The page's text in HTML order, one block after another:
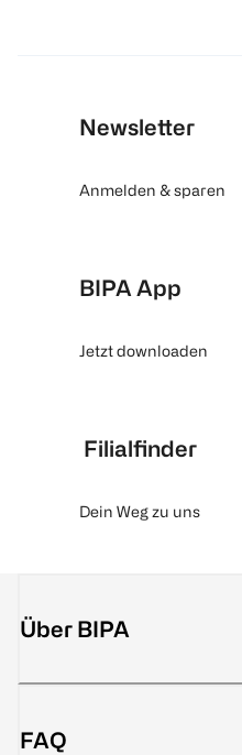
Newsletter
Anmelden & sparen
BIPA App
Jetzt downloaden
Filialfinder
Dein Weg zu uns
Über BIPA
FAQ